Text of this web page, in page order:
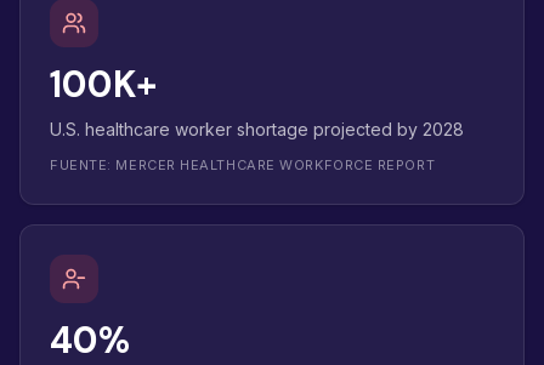
100K+
U.S. healthcare worker shortage projected by 2028
FUENTE: MERCER HEALTHCARE WORKFORCE REPORT
40%